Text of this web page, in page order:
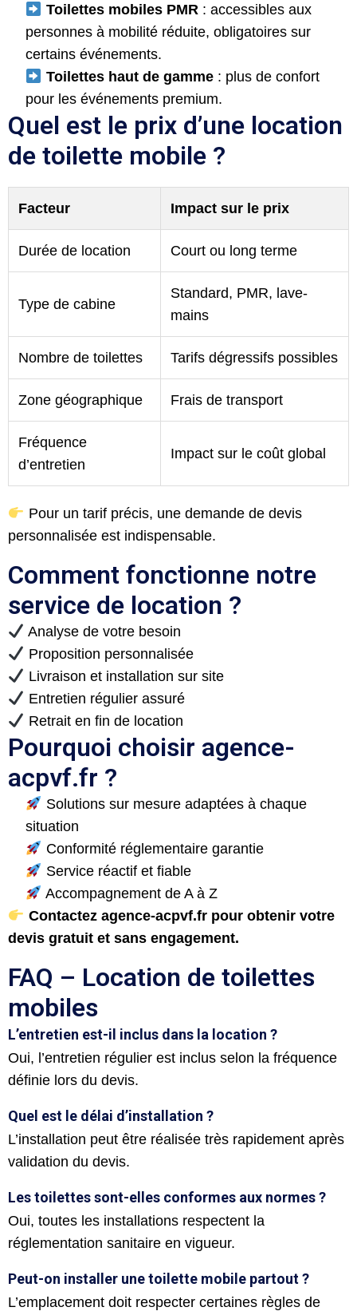
Toilettes mobiles PMR : accessibles aux
personnes à mobilité réduite, obligatoires sur
certains événements.
Toilettes haut de gamme: plus de confort
pour les événements premium.
Quel est le prix d’une location
de toilette mobile ?
Facteur Impact sur le prix
Durée de location Court ou long terme
Type de cabine
Standard, PMR, lave-
mains
Nombre de toilettes Tarifs dégressifs possibles
Zone géographique Frais de transport
Fréquence
d’entretien
Impact sur le coût global
Pour un tarif précis, une demande de devis
personnalisée est indispensable.
Comment fonctionne notre
service de location ?
​ Analyse de votre besoin
​ Proposition personnalisée
​ Livraison et installation sur site
​ Entretien régulier assuré
​ Retrait en fin de location
Pourquoi choisir agence-
acpvf.fr ?
​ Solutions sur mesure adaptées à chaque
situation
​ Conformité réglementaire garantie
​ Service réactif et fiable
​ Accompagnement de A à Z
Contactez agence-acpvf.fr pour obtenir votre
devis gratuit et sans engagement.
FAQ – Location de toilettes
mobiles
L’entretien est-il inclus dans la location ?
Oui, l’entretien régulier est inclus selon la fréquence
définie lors du devis.
Quel est le délai d’installation ?
L’installation peut être réalisée très rapidement après
validation du devis.
Les toilettes sont-elles conformes aux normes ?
Oui, toutes les installations respectent la
réglementation sanitaire en vigueur.
Peut-on installer une toilette mobile partout ?
L’emplacement doit respecter certaines règles de